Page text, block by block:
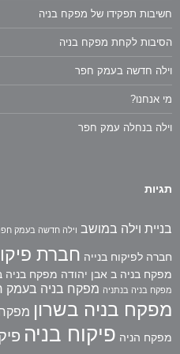
חשיבות תפקידו של מפקח בניה
הסיבות לקחת מפקח בניה
וילה חדשה בעמק חפר
מי אנחנו?
וילה בנחלה עמק חפר
תגיות
בניית וילה במושב וילה חדשה בעמק
חברה לפיקוח בנייה חברת
מפקח בניה ב אבן יהודה מפקח בניה
מפקח בניה בנתניה מפקח בניה בעמק
מפקח בניה בשרון מפקח
מפקח הניה פיקוח בניה